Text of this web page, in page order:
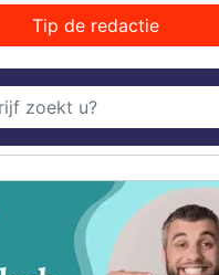
Tip de redactie